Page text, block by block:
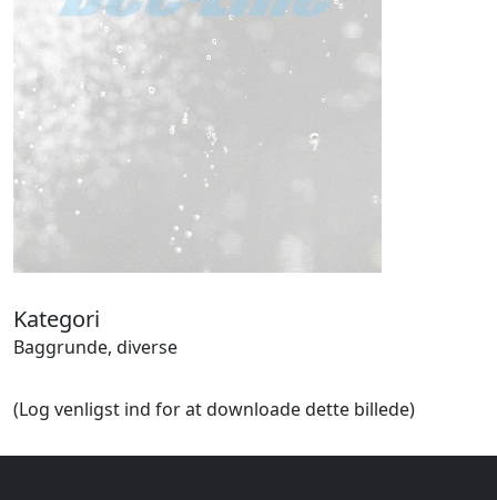
Halloween
Håndværk
Haven
Huse, bygninger
Jagt
Jul
Kærlighed, bryllup
Kommunikation, nyhedsformidling
Køretøjer
Lov, orden
Lyd, billede
Mad, drikke
Mærkedage
Mennesker
Kategori
Baggrunde, diverse
(Log venligst ind for at downloade dette billede)